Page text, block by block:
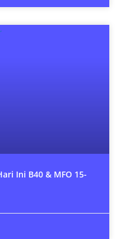
Ini B40 & MFO 15-